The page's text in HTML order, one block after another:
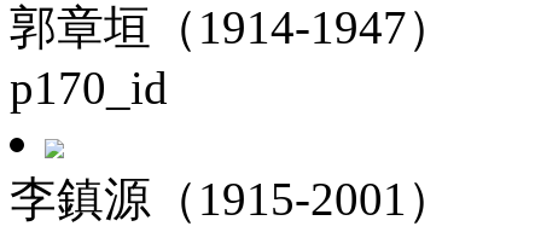
郭章垣（1914-1947）
p170_id
李鎮源（1915-2001）